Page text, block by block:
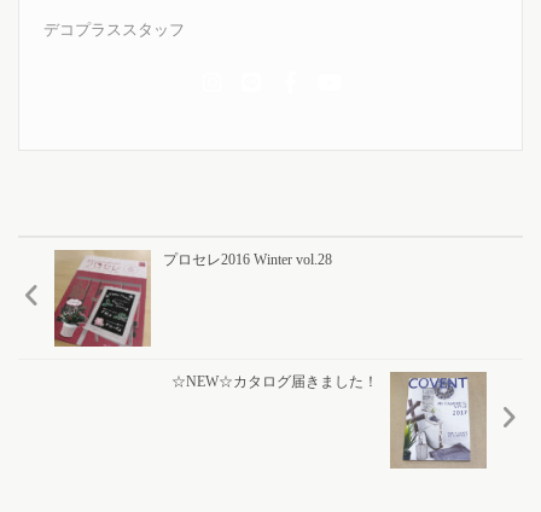
デコプラススタッフ
プロセレ2016 Winter vol.28
☆NEW☆カタログ届きました！